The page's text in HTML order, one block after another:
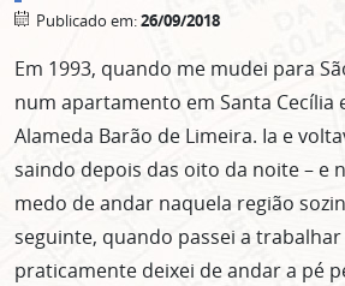
Publicado em:26/09/2018
Em 1993, quando me mudei para
num apartamento em Santa Cecília
Alameda Barão de Limeira. Ia e
saindo depois das oito da noite – e
medo de andar naquela região
seguinte, quando passei a
praticamente deixei de andar a pé